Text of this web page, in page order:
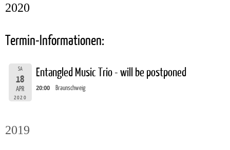
2020
Termin-Informationen:
SA
18
APR
2020
Entangled Music Trio - will be postponed
20:00 Braunschweig
2019